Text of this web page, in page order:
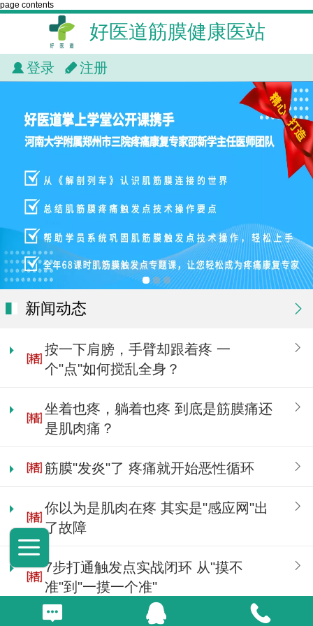
page contents
好医道筋膜健康医站
登录 注册
新闻动态
按一下肩膀，手臂却跟着疼 一
个"点"如何搅乱全身？
坐着也疼，躺着也疼 到底是筋膜痛还
是肌肉痛？
筋膜"发炎"了 疼痛就开始恶性循环
你以为是肌肉在疼 其实是"感应网"出
了故障
7步打通触发点实战闭环 从"摸不
准"到"一摸一个准"